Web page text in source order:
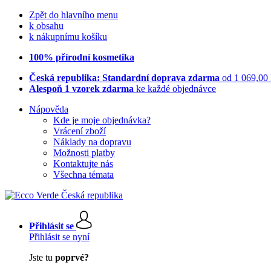
Zpět do hlavního menu
k obsahu
k nákupnímu košíku
100% přírodní kosmetika
Česká republika: Standardní doprava zdarma od 1 069,00
Alespoň 1 vzorek zdarma ke každé objednávce
Nápověda
Kde je moje objednávka?
Vrácení zboží
Náklady na dopravu
Možnosti platby
Kontaktujte nás
Všechna témata
Přihlásit se
Přihlásit se nyní
Jste tu poprvé?